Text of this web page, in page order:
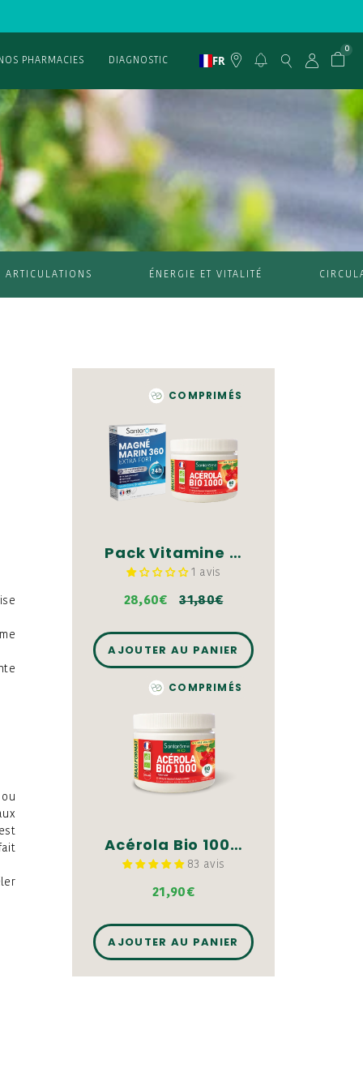
NOS PHARMACIES DIAGNOSTIC FR
0
ARTICULATIONS ÉNERGIE ET VITALITÉ
COMPRIMÉS
Pack Vitamine C & Magnésium - Comprimés
1 avis
28,60€ 31,80€
AJOUTER AU PANIER
COMPRIMÉS
Acérola Bio 1000 - 60 comprimés
83 avis
21,90€
AJOUTER AU PANIER